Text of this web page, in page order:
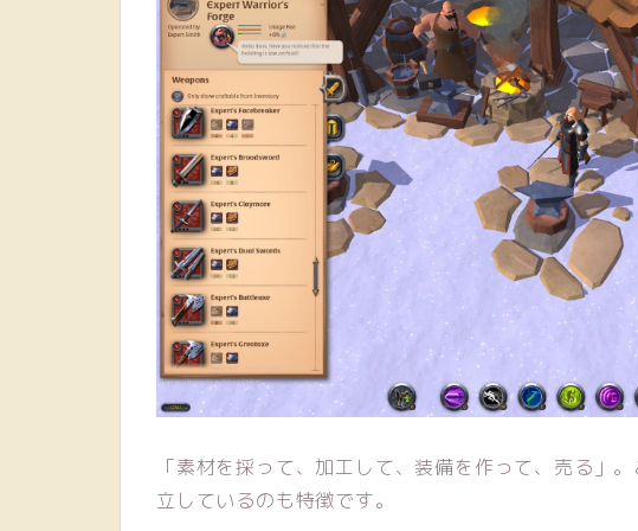
「素材を採って、加工して、装備を作って、売る」
立しているのも特徴です。